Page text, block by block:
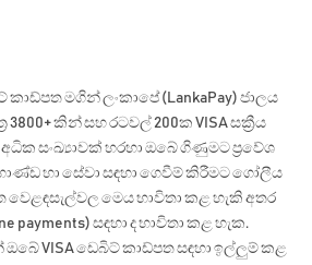
කාඩ්පත මගින් ලංකාපේ (LankaPay) ජාලය
3800+ කින් සහ රටවල් 200ක VISA සක්‍රීය
සංඛ්‍යාවක් හරහා ඔබේ ගිණුමට ප්‍රවේශ
හා සේවා සඳහා ගෙවීම් කිරීමට ගෝලීය
වෙළඳසැල්වල මෙය භාවිතා කළ හැකි අතර
payments) සඳහා ද භාවිතා කළ හැක.
VISA ඩෙබිට් කාඩ්පත සඳහා ඉල්ලුම් කළ